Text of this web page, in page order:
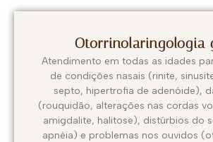
Otorrinolaringologia
Atendimento em todas as idades
de condições nasais (rinite,
septo, hipertrofia de adenóide),
(rouquidão, alterações nas cordas
amigdalite, halitose), distúrbios do
apnéia) e problemas nos ouvidos